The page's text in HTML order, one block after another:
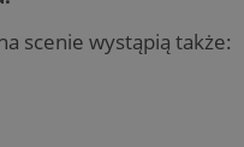
scenie wystąpią także: